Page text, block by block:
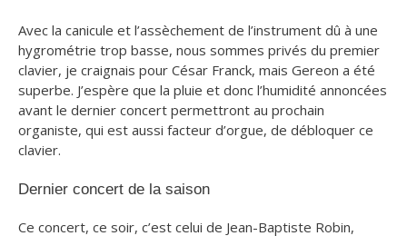
Avec la canicule et l’assèchement de l’instrument dû à une
hygrométrie trop basse, nous sommes privés du premier
clavier, je craignais pour César Franck, mais Gereon a été
superbe. J’espère que la pluie et donc l’humidité annoncées
avant le dernier concert permettront au prochain
organiste, qui est aussi facteur d’orgue, de débloquer ce
clavier​.
Dernier concert de la saison
Ce concert, ce soir, c’est celui de Jean-Baptiste Robin,